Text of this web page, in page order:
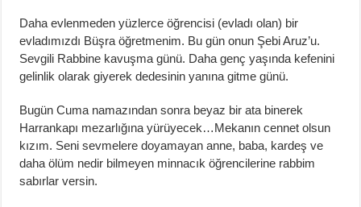
Daha evlenmeden yüzlerce öğrencisi (evladı olan) bir
evladımızdı Büşra öğretmenim. Bu gün onun Şebi Aruz’u.
Sevgili Rabbine kavuşma günü. Daha genç yaşında kefenini
gelinlik olarak giyerek dedesinin yanına gitme günü.
Bugün Cuma namazından sonra beyaz bir ata binerek
Harrankapı mezarlığına yürüyecek…Mekanın cennet olsun
kızım. Seni sevmelere doyamayan anne, baba, kardeş ve
daha ölüm nedir bilmeyen minnacık öğrencilerine rabbim
sabırlar versin.